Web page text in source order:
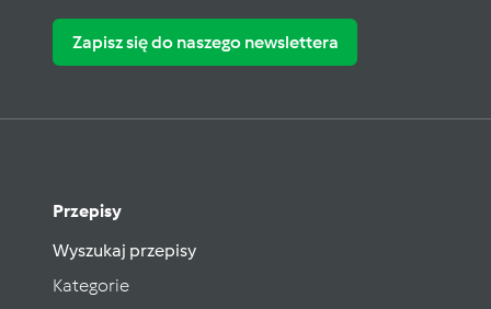
Zapisz się do naszego newslettera
Przepisy
Wyszukaj przepisy
Kategorie